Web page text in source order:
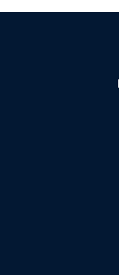
con il tuo drink
Potrai usufruire di
Stai pianificando un
congressi e 6 sale